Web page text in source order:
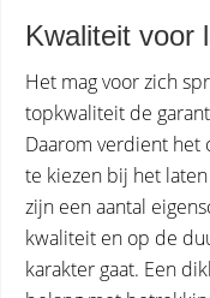
Kwaliteit voor
Het mag voor zich
topkwaliteit de
Daarom verdient het
te kiezen bij het
zijn een aantal
kwaliteit en op de
karakter gaat. Een